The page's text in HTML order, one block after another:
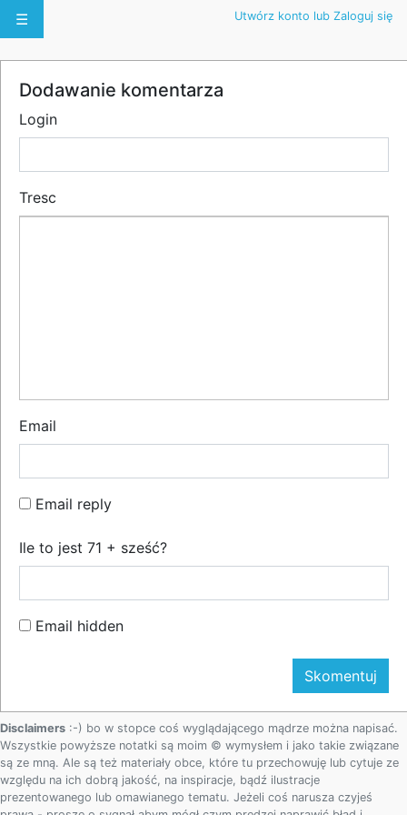
☰ Utwórz konto lub Zaloguj się
Dodawanie komentarza
Login
Tresc
Email
Email reply
Ile to jest 71 + sześć?
Email hidden
Disclaimers :-) bo w stopce coś wyglądającego mądrze można napisać.
Wszystkie powyższe notatki są moim © wymysłem i jako takie związane
są ze mną. Ale są też materiały obce, które tu przechowuję lub cytuje ze
względu na ich dobrą jakość, na inspiracje, bądź ilustracje
prezentowanego lub omawianego tematu. Jeżeli coś narusza czyjeś